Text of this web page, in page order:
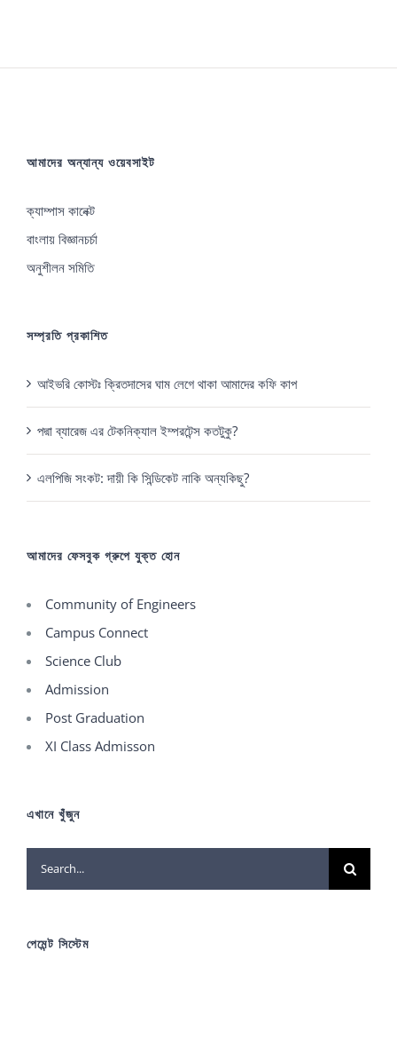
আমাদের অন্যান্য ওয়েবসাইট
ক্যাম্পাস কানেক্ট
বাংলায় বিজ্ঞানচর্চা
অনুশীলন সমিতি
সম্প্রতি প্রকাশিত
আইভরি কোস্টঃ ক্রিতদাসের ঘাম লেগে থাকা আমাদের কফি কাপ
পদ্মা ব্যারেজ এর টেকনিক্যাল ইম্পরটেন্স কতটুকু?
এলপিজি সংকট: দায়ী কি সিন্ডিকেট নাকি অন্যকিছু?
আমাদের ফেসবুক গ্রুপে যুক্ত হোন
Community of Engineers
Campus Connect
Science Club
Admission
Post Graduation
XI Class Admisson
এখানে খুঁজুন
Search
for:
পেমেন্ট সিস্টেম